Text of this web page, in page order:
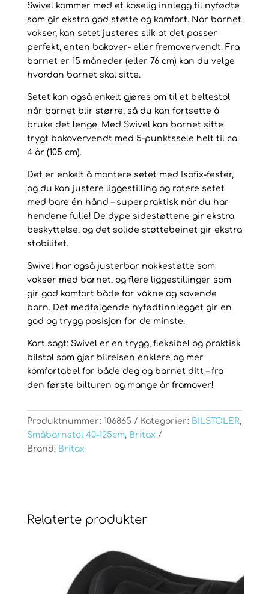
antall
Swivel kommer med et koselig innlegg til nyfødte
som gir ekstra god støtte og komfort. Når barnet
vokser, kan setet justeres slik at det passer
perfekt, enten bakover- eller fremovervendt. Fra
barnet er 15 måneder (eller 76 cm) kan du velge
hvordan barnet skal sitte.
Setet kan også enkelt gjøres om til et beltestol
når barnet blir større, så du kan fortsette å
bruke det lenge. Med Swivel kan barnet sitte
trygt bakovervendt med 5-punktssele helt til ca.
4 år (105 cm).
Det er enkelt å montere setet med Isofix-fester,
og du kan justere liggestilling og rotere setet
med bare én hånd – superpraktisk når du har
hendene fulle! De dype sidestøttene gir ekstra
beskyttelse, og det solide støttebeinet gir ekstra
stabilitet.
Swivel har også justerbar nakkestøtte som
vokser med barnet, og flere liggestillinger som
gir god komfort både for våkne og sovende
barn. Det medfølgende nyfødtinnlegget gir en
god og trygg posisjon for de minste.
Kort sagt: Swivel er en trygg, fleksibel og praktisk
bilstol som gjør bilreisen enklere og mer
komfortabel for både deg og barnet ditt – fra
den første bilturen og mange år framover!
Produktnummer: 106865 Kategorier: BILSTOLER,
Småbarnstol 40-125cm, Britax
Brand: Britax
Relaterte produkter